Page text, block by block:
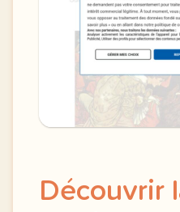
Découvrir